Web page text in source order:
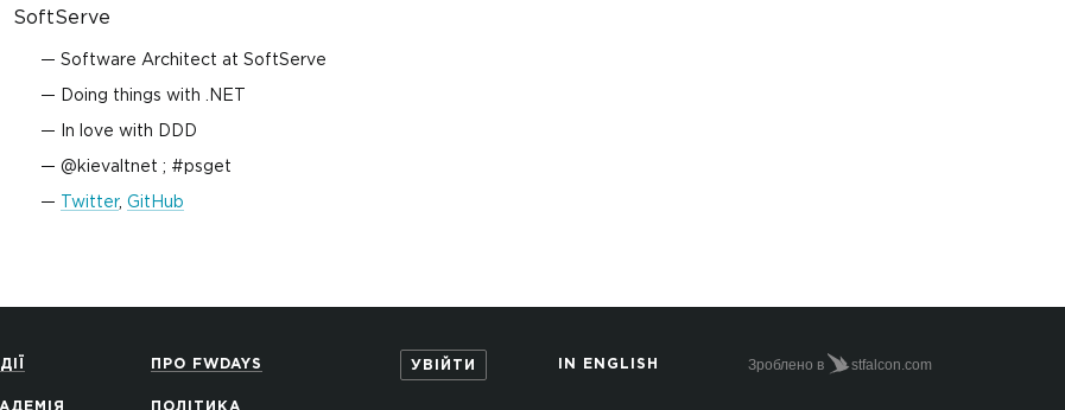
SoftServe
Software Architect at SoftServe
Doing things with .NET
In love with DDD
@kievaltnet ; #psget
Twitter, GitHub
ПРО FWDAYS
ПОЛІТИКА
УВІЙТИ IN ENGLISH Зроблено в stfalcon.com